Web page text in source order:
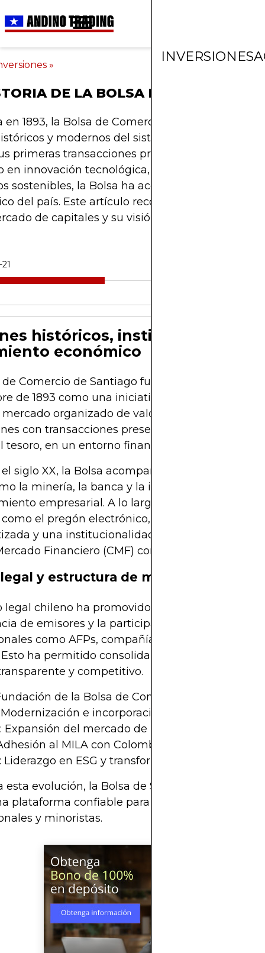
INVERSIONES
»
DE LA BOLSA DE SANTIAGO
en 1893, la Bolsa de Comercio de Santiago es
y modernos del sistema financiero
primeras transacciones presenciales hasta su
en innovación tecnológica, integración regional
sostenibles, la Bolsa ha acompañado el
del país. Este artículo recorre su evolución, su
de capitales y su visión a futuro.
históricos,
económico
de Comercio de Santiago fue fundada el 27 de
de 1893 como una iniciativa del sector privado
organizado de valores. Comenzó sus
con transacciones presenciales de acciones,
tesoro, en un entorno financiero en desarrollo.
siglo XX, la Bolsa acompañó el crecimiento de
la minería, la banca y la industria, facilitando
empresarial. A lo largo del tiempo,
el pregón electrónico, sistemas de
y una institucionalidad robusta con la
Financiero (CMF) como ente regulador.
y estructura de mercado
legal chileno ha promovido la protección al
de emisores y la participación de actores
como AFPs, compañías de seguros y
ha permitido consolidar un mercado de
y competitivo.
de la Bolsa de Comercio de Santiago
Modernización e incorporación de sistemas
Expansión del mercado de renta fija y fondos
al MILA con Colombia y Perú
Liderazgo en ESG y transformación digital
esta evolución, la Bolsa de Santiago se ha
plataforma confiable para emisores,
y minoristas.